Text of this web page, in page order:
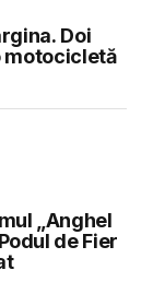
Doi
motocicletă
„Anghel
de Fier